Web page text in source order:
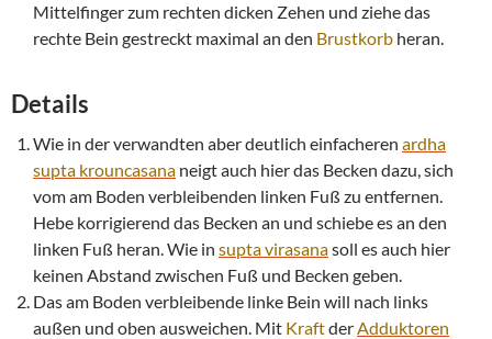
Mittelfinger zum rechten dicken Zehen und ziehe das
rechte Bein gestreckt maximal an den Brustkorb heran.
Details
Wie in der verwandten aber deutlich einfacheren ardha
supta krouncasana neigt auch hier das Becken dazu, sich
vom am Boden verbleibenden linken Fuß zu entfernen.
Hebe korrigierend das Becken an und schiebe es an den
linken Fuß heran. Wie in suptavirasanasoll es auch hier
keinen Abstand zwischen Fuß und Becken geben.
Das am Boden verbleibende linke Bein will nach links
außen und oben ausweichen. Mit KraftderAdduktoren